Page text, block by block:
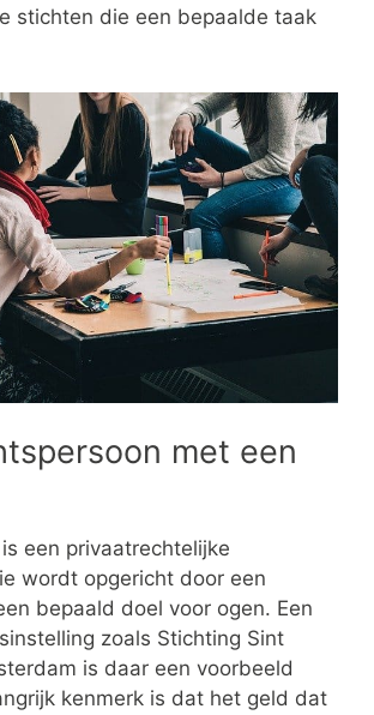
stichten die een bepaalde taak
met een
een privaatrechtelijke
wordt opgericht door een
bepaald doel voor ogen. Een
zoals Stichting Sint
is daar een voorbeeld
kenmerk is dat het geld dat